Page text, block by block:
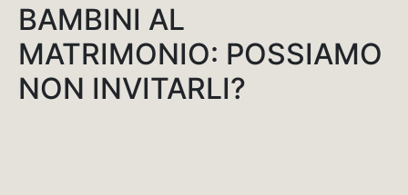
BAMBINI AL
MATRIMONIO: POSSIAMO
NON INVITARLI?